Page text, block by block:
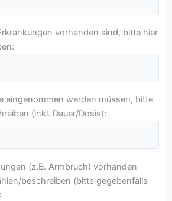
vorhanden sind, bitte hier
eingenommen werden müssen, bitte
(inkl. Dauer/Dosis):
(z.B. Armbruch) vorhanden
beschreiben (bitte gegebenfalls